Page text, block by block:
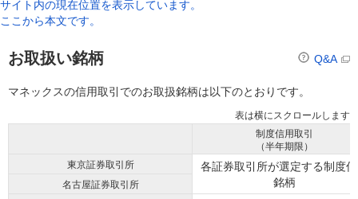
サイト内の現在位置を表示しています。
ここから本文です。
お取扱い銘柄 Q&A
マネックスの信用取引でのお取扱銘柄は以下のとおりです。
制度信用取引
（半年期限）
東京証券取引所
各証券取引所が選定する制度
銘柄
名古屋証券取引所